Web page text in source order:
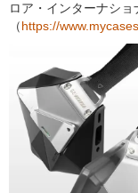
ロア・インターナシ
（https://